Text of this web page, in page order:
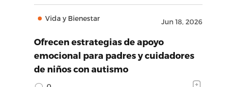
Vida y Bienestar Jun 18, 2026
Ofrecen estrategias de apoyo
emocional para padres y cuidadores
de niños con autismo